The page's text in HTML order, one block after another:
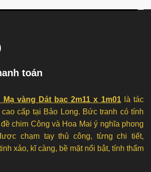
toán
Mạ vàng Dát bạc 2m11 x 1m01là tác
cao cấp tại Bảo Long. Bức tranh có tính
chim Công và Hoa Mai ý nghĩa phong
chạm tay thủ công, từng chi tiết,
xảo, kĩ càng, bề mặt nổi bật, tính thẩm